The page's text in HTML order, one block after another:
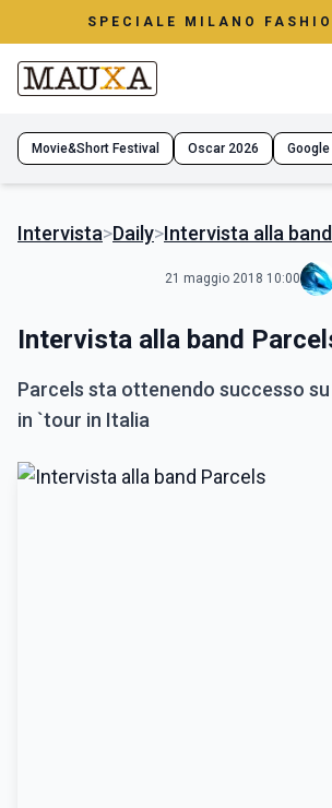
SPECIALE MILANO
Movie&Short Festival Oscar 2026
Intervista>Daily>Intervista alla
21 maggio 2018 10:00
Intervista alla band
Parcels sta ottenendo successo
in `tour in Italia